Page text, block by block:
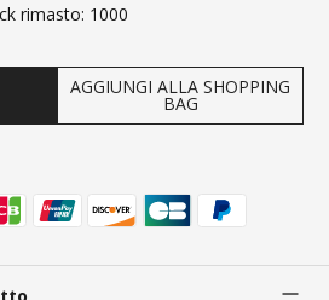
rimasto: 1000
AGGIUNGI ALLA SHOPPING
BAG